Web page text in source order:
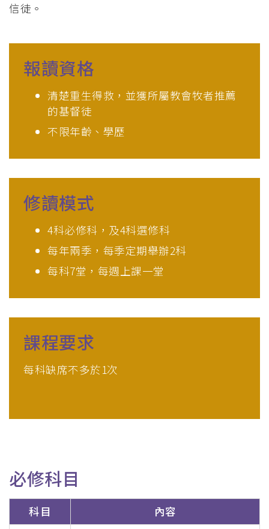
信徒。
報讀資格
清楚重生得救，並獲所屬教會牧者推薦
的基督徒
不限年齡、學歷
修讀模式
4科必修科，及4科選修科
每年兩季，每季定期舉辦2科
每科7堂，每週上課一堂
課程要求
每科缺席不多於1次
必修科目
科目 內容